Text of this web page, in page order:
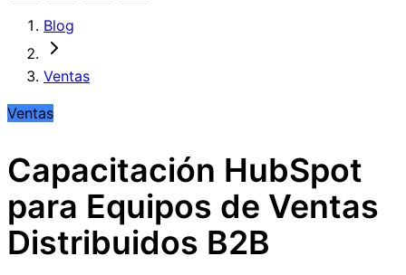
Blog
Ventas
Ventas
Capacitación HubSpot
para Equipos de Ventas
Distribuidos B2B